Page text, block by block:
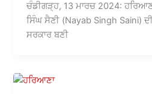
ਚੰਡੀਗੜ੍ਹ, 13 ਮਾਰਚ 2024:
ਸਿੰਘ ਸੈਣੀ (Nayab Singh Saini)
ਸਰਕਾਰ ਬਣੀ